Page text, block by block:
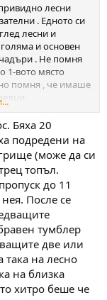
лесни
. Едното си
лесни и
и основен
. Не помня
1-вото място
помня , че имаше
.
15-тина
за
и ги
между
изстрелите .
минем
падна (при
вече
и
Бяха 20
подредени на
(може да си
топъл.
до 11
После се
тумблер
две или
на лесно
на близка
хитро беше че